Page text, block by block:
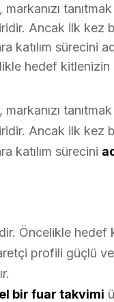
Ancak ilk kez
sürecini
hedef kitlenizin
Ancak ilk kez
katılım sürecini
Öncelikle hedef
profili güçlü ve
bir fuar takvimi